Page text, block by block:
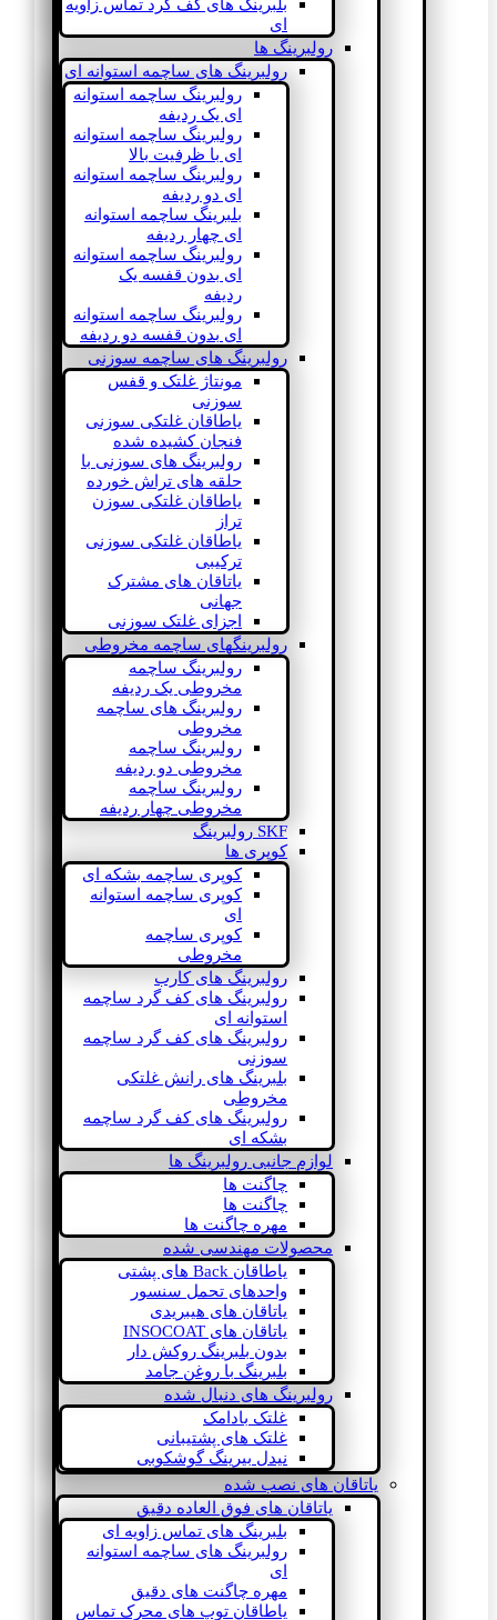
بلبرینگ های کف گرد تماس زاویه
ای
رولبرینگ ها
رولبرینگ های ساچمه استوانه ای
رولبرینگ ساچمه استوانه
ای یک ردیفه
رولبرینگ ساچمه استوانه
ای با ظرفیت بالا
رولبرینگ ساچمه استوانه
ای دو ردیفه
بلبرینگ ساچمه استوانه
ای چهار ردیفه
رولبرینگ ساچمه استوانه
ای بدون قفسه یک
ردیفه
رولبرینگ ساچمه استوانه
ای بدون قفسه دو ردیفه
رولبرینگ های ساچمه سوزنی
مونتاژ غلتک و قفس
سوزنی
یاطاقان غلتکی سوزنی
فنجان کشیده شده
رولبرینگ های سوزنی با
حلقه های تراش خورده
یاطاقان غلتکی سوزن
تراز
یاطاقان غلتکی سوزنی
ترکیبی
یاتاقان های مشترک
جهانی
اجزای غلتک سوزنی
رولبرینگهای ساچمه مخروطی
رولبرینگ ساچمه
مخروطی یک ردیفه
رولبرینگ های ساچمه
مخروطی
رولبرینگ ساچمه
مخروطی دو ردیفه
رولبرینگ ساچمه
مخروطی چهار ردیفه
SKF رولبرینگ
کوپری ها
کوپری ساچمه بشکه ای
کوپری ساچمه استوانه
ای
کوپری ساچمه
مخروطی
رولبرینگ های کارب
رولبرینگ های کف گرد ساچمه
استوانه ای
رولبرینگ های کف گرد ساچمه
سوزنی
بلبرینگ های رانش غلتکی
مخروطی
رولبرینگ های کف گرد ساچمه
بشکه ای
لوازم جانبی رولبرینگ ها
چاگنت ها
چاگنت ها
مهره چاگنت ها
محصولات مهندسی شده
یاطاقان Back های پشتی
واحدهای تحمل سنسور
یاتاقان های هیبریدی
یاتاقان های INSOCOAT
بدون بلبرینگ روکش دار
بلبرینگ با روغن جامد
رولبرینگ های دنبال شده
غلتک بادامک
غلتک های پشتیبانی
نیدل بیرینگ گوشکوبی
یاتاقان های نصب شده
یاتاقان های فوق العاده دقیق
بلبرینگ های تماس زاویه ای
رولبرینگ های ساچمه استوانه
ای
مهره چاگنت های دقیق
یاطاقان توپ های محرک تماس